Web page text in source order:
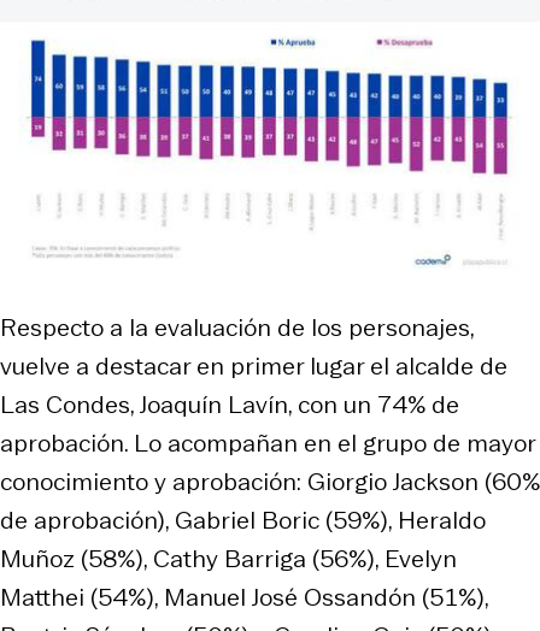
Respecto a la evaluación de los personajes,
vuelve a destacar en primer lugar el alcalde de
Las Condes, Joaquín Lavín, con un 74% de
aprobación. Lo acompañan en el grupo de mayor
conocimiento y aprobación: Giorgio Jackson (60%
de aprobación), Gabriel Boric (59%), Heraldo
Muñoz (58%), Cathy Barriga (56%), Evelyn
Matthei (54%), Manuel José Ossandón (51%),